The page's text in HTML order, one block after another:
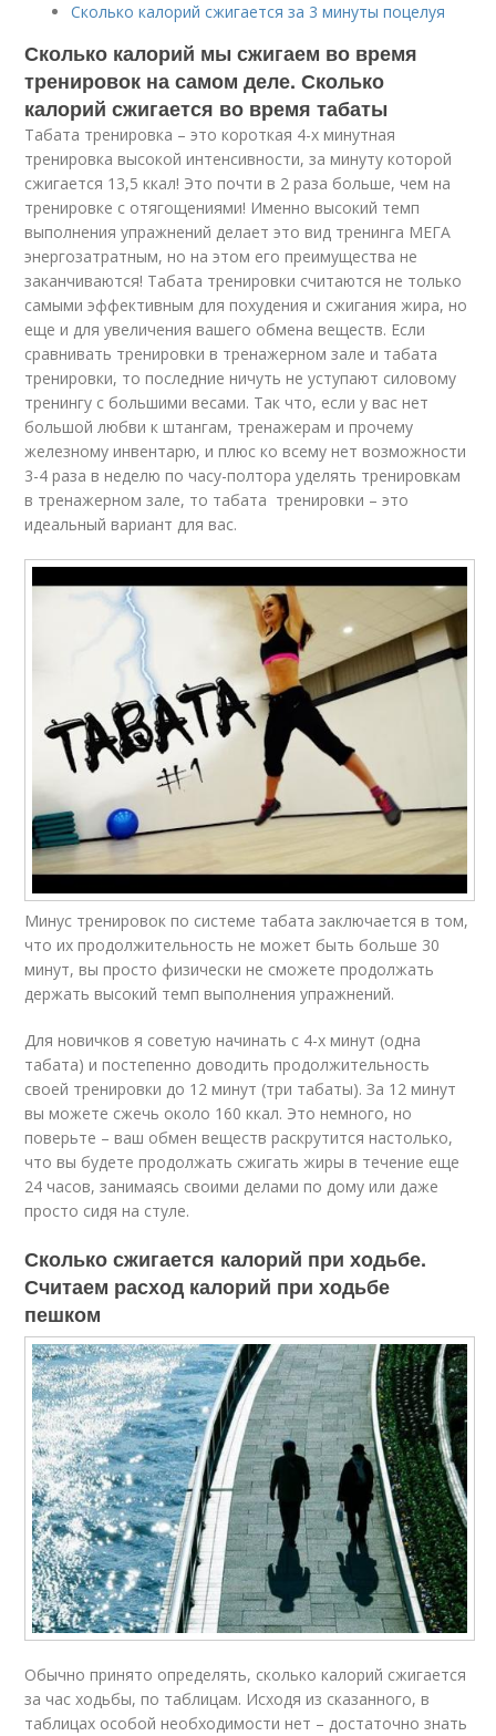
Сколько калорий сжигается за 3 минуты поцелуя
Сколько калорий мы сжигаем во время
тренировок на самом деле. Сколько
калорий сжигается во время табаты
Табата тренировка – это короткая 4-х минутная
тренировка высокой интенсивности, за минуту которой
сжигается 13,5 ккал! Это почти в 2 раза больше, чем на
тренировке с отягощениями! Именно высокий темп
выполнения упражнений делает это вид тренинга МЕГА
энергозатратным, но на этом его преимущества не
заканчиваются! Табата тренировки считаются не только
самыми эффективным для похудения и сжигания жира, но
еще и для увеличения вашего обмена веществ. Если
сравнивать тренировки в тренажерном зале и табата
тренировки, то последние ничуть не уступают силовому
тренингу с большими весами. Так что, если у вас нет
большой любви к штангам, тренажерам и прочему
железному инвентарю, и плюс ко всему нет возможности
3-4 раза в неделю по часу-полтора уделять тренировкам
в тренажерном зале, то табата тренировки – это
идеальный вариант для вас.
Минус тренировок по системе табата заключается в том,
что их продолжительность не может быть больше 30
минут, вы просто физически не сможете продолжать
держать высокий темп выполнения упражнений.
Для новичков я советую начинать с 4-х минут (одна
табата) и постепенно доводить продолжительность
своей тренировки до 12 минут (три табаты). За 12 минут
вы можете сжечь около 160 ккал. Это немного, но
поверьте – ваш обмен веществ раскрутится настолько,
что вы будете продолжать сжигать жиры в течение еще
24 часов, занимаясь своими делами по дому или даже
просто сидя на стуле.
Сколько сжигается калорий при ходьбе.
Считаем расход калорий при ходьбе
пешком
Обычно принято определять, сколько калорий сжигается
за час ходьбы, по таблицам. Исходя из сказанного, в
таблицах особой необходимости нет – достаточно знать